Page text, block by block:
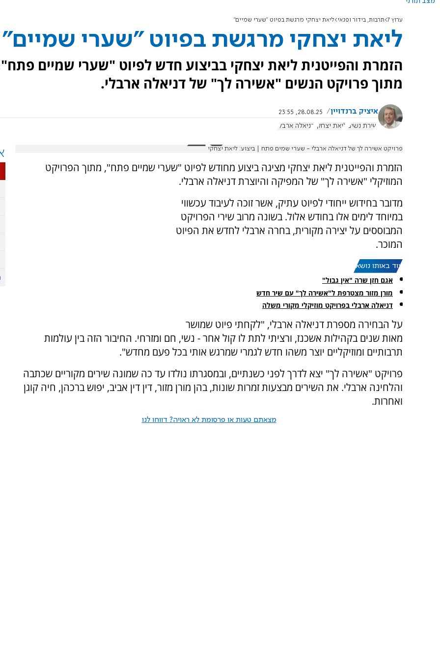
ערוץ 7 תרבות, בידור ופנאי ליאת יצחקי מרגשת בפיוט "שערי שמיים"
ליאת יצחקי מרגשת בפיוט "שערי שמיים"
הזמרת והפייטנית ליאת יצחקי בביצוע חדש לפיוט "שערי שמיים
מתוך פרויקט הנשים "אשירה לך" של דניאלה ארבלי.
איציק ברנדויין
28.08.25, 23:55
שירת נשים ליאת יצחקי דניאלה ארבלי
פרויקט אשירה לך של דניאלה ארבלי - שערי שמים פתח | ביצוע: ליאת יצחקי
הזמרת והפייטנית ליאת יצחקי מציגה ביצוע מחודש לפיוט "שערי שמיים פתח", מתוך הפרויקט
המוזיקלי "אשירה לך" של המפיקה והיוצרת דניאלה ארבלי.
מדובר בחידוש ייחודי לפיוט עתיק, אשר זוכה לעיבוד עכשווי
במיוחד לימים אלו בחודש אלול. בשונה מרוב שירי הפרויקט
המבוססים על יצירה מקורית, בחרה ארבלי לחדש את הפיוט
המוכר.
עוד באותו נושא:
אגם חזן שרה "אין גבול"
מורן מזור מצטרפת ל"אשירה לך" עם שיר חדש
דניאלה ארבלי בפרויקט מוזיקלי מקורי משלה
על הבחירה מספרת דניאלה ארבלי, "לקחתי פיוט שמושר
מאות שנים בקהילות אשכנז, ורציתי לתת לו קול אחר - נשי, חם ומזרחי. החיבור הזה בין עולמות
תרבותיים ומוזיקליים יוצר משהו חדש לגמרי שמרגש אותי בכל פעם מחדש".
פרויקט "אשירה לך" יצא לדרך לפני כשנתיים, ובמסגרתו נולדו עד כה שמונה שירים מקוריים שכתבה
והלחינה ארבלי. את השירים מבצעות זמרות שונות, בהן מורן מזור, דין דין אביב, יפוש ברכהן, חיה קוגן
ואחרות.
מצאתם טעות או פרסומת לא ראויה? דווחו לנו